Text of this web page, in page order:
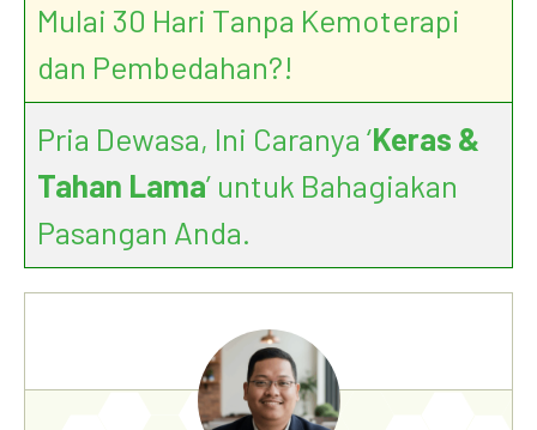
Mulai 30 Hari Tanpa Kemoterapi
dan Pembedahan?!
Pria Dewasa, Ini Caranya ‘Keras &
Tahan Lama’ untuk Bahagiakan
Pasangan Anda.